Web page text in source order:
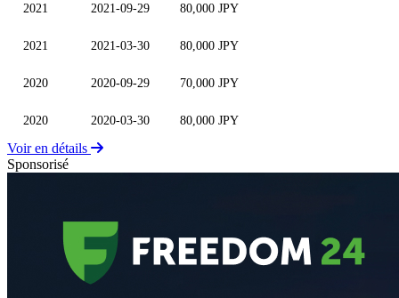
2021 2021-09-29 80,000 JPY
2021 2021-03-30 80,000 JPY
2020 2020-09-29 70,000 JPY
2020 2020-03-30 80,000 JPY
Voir en détails
Sponsorisé